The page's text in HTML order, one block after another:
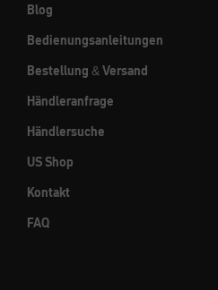
Blog
Bedienungsanleitungen
Bestellung & Versand
Händleranfrage
Händlersuche
US Shop
Kontakt
FAQ